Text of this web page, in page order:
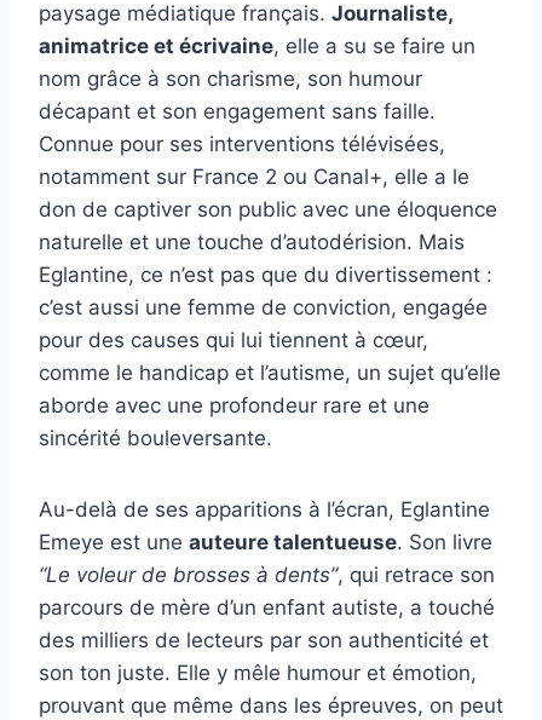
paysage médiatique français. Journaliste,
animatrice et écrivaine, elle a su se faire un
nom grâce à son charisme, son humour
décapant et son engagement sans faille.
Connue pour ses interventions télévisées,
notamment sur France 2 ou Canal+, elle a le
don de captiver son public avec une éloquence
naturelle et une touche d’autodérision. Mais
Eglantine, ce n’est pas que du divertissement :
c’est aussi une femme de conviction, engagée
pour des causes qui lui tiennent à cœur,
comme le handicap et l’autisme, un sujet qu’elle
aborde avec une profondeur rare et une
sincérité bouleversante.
Au-delà de ses apparitions à l’écran, Eglantine
Emeye est une auteure talentueuse. Son livre
“Le voleur de brosses à dents”, qui retrace son
parcours de mère d’un enfant autiste, a touché
des milliers de lecteurs par son authenticité et
son ton juste. Elle y mêle humour et émotion,
prouvant que même dans les épreuves, on peut